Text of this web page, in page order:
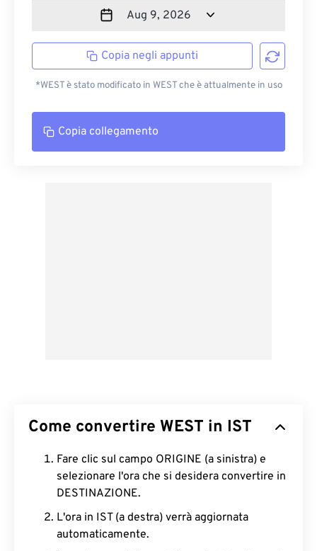
Copia negli appunti
*WEST è stato modificato in WEST che è attualmente in uso
Copia collegamento
Come convertire WEST in IST
Fare clic sul campo ORIGINE (a sinistra) e
selezionare l'ora che si desidera convertire in
DESTINAZIONE.
L'ora in IST (a destra) verrà aggiornata
automaticamente.